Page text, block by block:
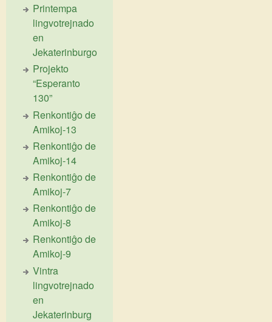
Printempa
lingvotrejnado
en
Jekaterinburgo
Projekto
“Esperanto
130”
Renkontiĝo de
Amikoj-13
Renkontiĝo de
Amikoj-14
Renkontiĝo de
Amikoj-7
Renkontiĝo de
Amikoj-8
Renkontiĝo de
Amikoj-9
Vintra
lingvotrejnado
en
Jekaterinburg